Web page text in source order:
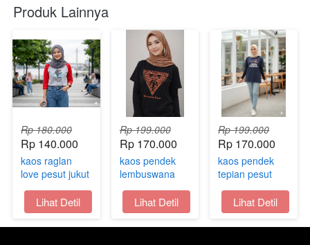
Produk Lainnya
Rp 180.000
Rp 140.000
kaos raglan
love pesut jukut
oleh oleh
samarinda
kaltim
`Lihat Detil
Rp 199.000
Rp 170.000
kaos pendek
lembuswana
legend Jukut
oleh oleh
samarinda
kaltim
`
Lihat Detil
Rp 199.000
Rp 170.000
kaos pendek
tepian pesut
Jukut oleh oleh
samarinda
kaltim
`Lihat Detil